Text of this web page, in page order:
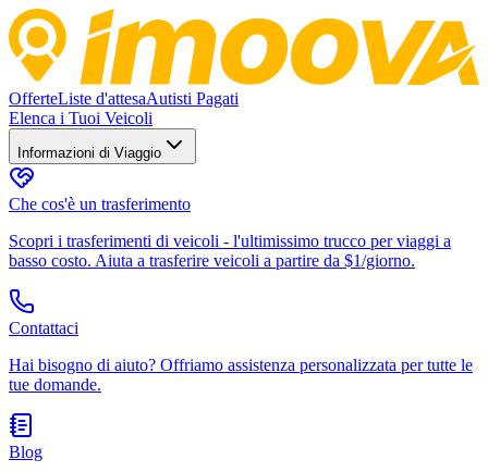
OfferteListe d'attesaAutisti Pagati
Elenca i Tuoi Veicoli
Informazioni di Viaggio
Che cos'è un trasferimento
Scopri i trasferimenti di veicoli - l'ultimissimo trucco per viaggi a
basso costo. Aiuta a trasferire veicoli a partire da $1/giorno.
Contattaci
Hai bisogno di aiuto? Offriamo assistenza personalizzata per tutte le
tue domande.
Blog